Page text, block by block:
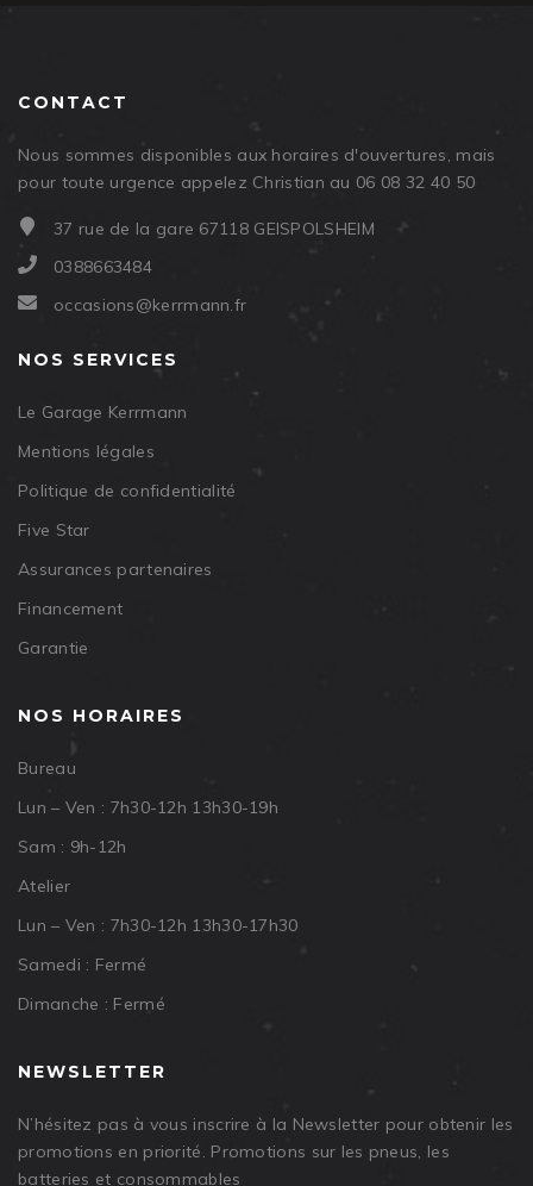
CONTACT
Nous sommes disponibles aux horaires d'ouvertures, mais
pour toute urgence appelez Christian au 06 08 32 40 50
37 rue de la gare 67118 GEISPOLSHEIM
0388663484
occasions@kerrmann.fr
NOS SERVICES
Le Garage Kerrmann
Mentions légales
Politique de confidentialité
Five Star
Assurances partenaires
Financement
Garantie
NOS HORAIRES
Bureau
Lun – Ven : 7h30-12h 13h30-19h
Sam : 9h-12h
Atelier
Lun – Ven : 7h30-12h 13h30-17h30
Samedi : Fermé
Dimanche : Fermé
NEWSLETTER
N’hésitez pas à vous inscrire à la Newsletter pour obtenir les
promotions en priorité. Promotions sur les pneus, les
batteries et consommables